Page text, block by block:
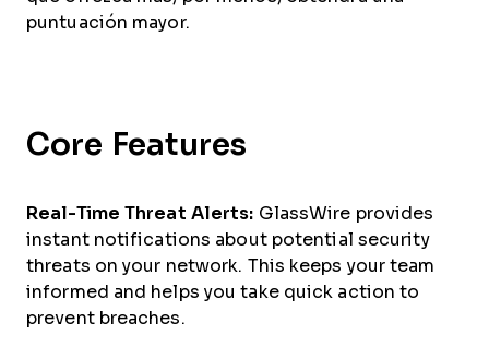
puntuación mayor.
Core Features
Real-Time Threat Alerts: GlassWire provides
instant notifications about potential security
threats on your network. This keeps your team
informed and helps you take quick action to
prevent breaches.